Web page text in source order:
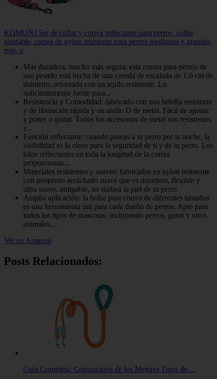
KOMUNJ Set de collar y correa reflectante para perros, collar
ajustable, correa de nylon resistente para perros medianos y grandes,
rojo, s
Más duradera, mucho más segura: esta correa para perros de
uso pesado está hecha de una cuerda de escalada de 1,0 cm de
diámetro, reforzada con un tejido resistente. Lo
suficientemente fuerte para...
Resistencia y Comodidad: fabricado con una hebilla resistente
y de liberación rápida y un anillo D de metal. Fácil de ajustar
y poner o quitar. Todos los accesorios de metal son resistentes
y...
Función reflectante: cuando paseas a tu perro por la noche, la
visibilidad es la clave para la seguridad de ti y de tu perro. Los
hilos reflectantes en toda la longitud de la correa
proporcionan...
Materiales resistentes y suaves: fabricados en nylon resistente
con neopreno acolchado suave que es duradero, flexible y
ultra suave, amigable, no dañará la piel de tu perro
Amplia aplicación: la bolsa para correa de diferentes tamaños
es una herramienta útil para cada dueño de perros. Apto para
todos los tipos de mascotas, incluyendo perros, gatos y otros
animales,...
Ver en Amazon
Posts Relacionados:
Guía Completa: Comparativa de los Mejores Tipos de…